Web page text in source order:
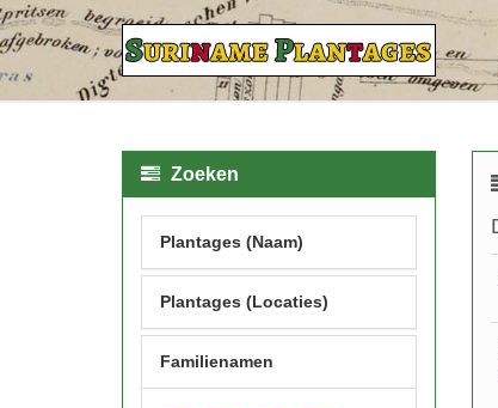
Zoeken
Plantages (Naam)
Plantages (Locaties)
Familienamen